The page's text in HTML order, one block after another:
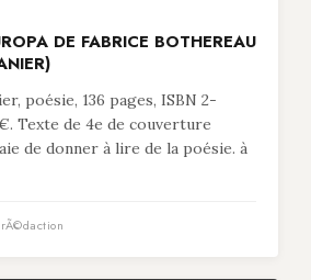
DE FABRICE BOTHEREAU
poésie, 136 pages, ISBN 2-
Texte de 4e de couverture
de donner à lire de la poésie. à